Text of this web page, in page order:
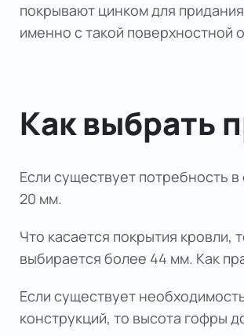
покрывают цинком для
именно с такой поверхностной
Как выбрать
Если существует потребность
20 мм.
Что касается покрытия кровли,
выбирается более 44 мм. Как
Если существует
конструкций, то высота гофры